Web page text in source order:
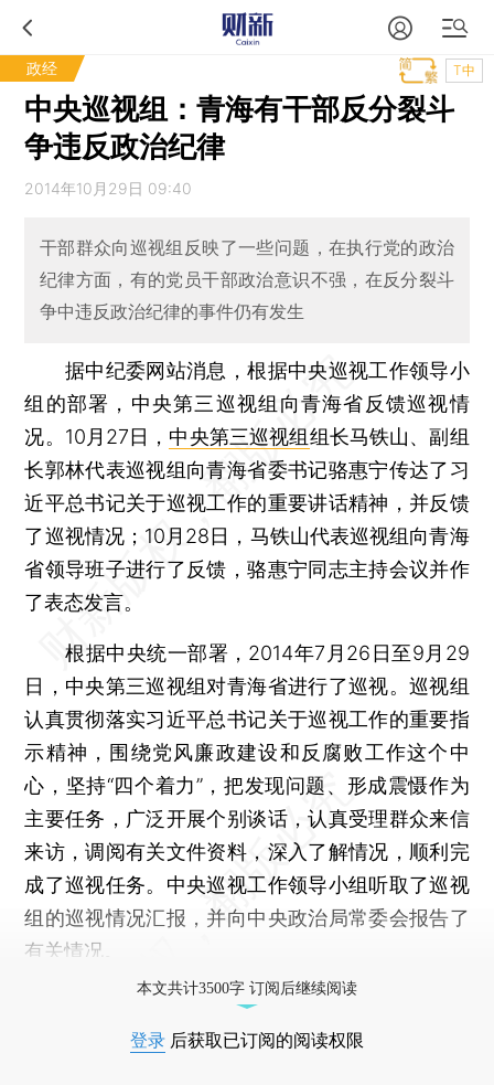
政经 T中
中央巡视组：青海有干部反分裂斗
争违反政治纪律
2014年10月29日 09:40
干部群众向巡视组反映了一些问题，在执行党的政治
纪律方面，有的党员干部政治意识不强，在反分裂斗
争中违反政治纪律的事件仍有发生
据中纪委网站消息，根据中央巡视工作领导小
组的部署，中央第三巡视组向青海省反馈巡视情
况。10月27日， 中央第三巡视组组长马铁山、副组
长郭林代表巡视组向青海省委书记骆惠宁传达了习
近平总书记关于巡视工作的重要讲话精神，并反馈
了巡视情况；10月28日，马铁山代表巡视组向青海
省领导班子进行了反馈，骆惠宁同志主持会议并作
了表态发言。
根据中央统一部署，2014年7月26日至9月29
日，中央第三巡视组对青海省进行了巡视。巡视组
认真贯彻落实习近平总书记关于巡视工作的重要指
示精神，围绕党风廉政建设和反腐败工作这个中
心，坚持“四个着力”，把发现问题、形成震慑作为
主要任务，广泛开展个别谈话，认真受理群众来信
来访，调阅有关文件资料，深入了解情况，顺利完
成了巡视任务。中央巡视工作领导小组听取了巡视
组的巡视情况汇报，并向中央政治局常委会报告了
有关情况。
本文共计3500字 订阅后继续阅读
登录 后获取已订阅的阅读权限